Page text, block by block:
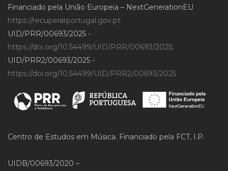
Financiado pela União Europeia – NextGenerationEU
https://recuperarportugal.gov.pt
UID/PRR/00693/2025 -
https://doi.org/10.54499/UID/PRR/00693/2025;
UID/PRR2/00693/2025 -
https://doi.org/10.54499/UID/PRR2/00693/2025
Centro de Estudos em Música. Financiado pela FCT, I.P.
UIDB/00693/2020 –